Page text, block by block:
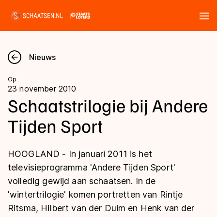
Nieuws
Kalender
Disciplines
Langebaan
Shorttrack
Inlineskaten
Uitslagen
Langebaan
Shorttrack
Marathon
Tijden & historie
Ranglijsten Langebaan
Nieuws
Op
23 november 2010
Schaatstrilogie bij Andere
Tijden Sport
HOOGLAND - In januari 2011 is het
televisieprogramma 'Andere Tijden Sport'
volledig gewijd aan schaatsen. In de
'wintertrilogie' komen portretten van Rintje
Ritsma, Hilbert van der Duim en Henk van der